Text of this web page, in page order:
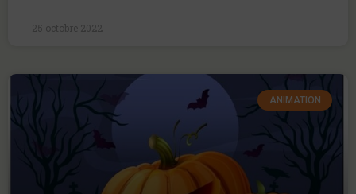
25 octobre 2022
ANIMATION